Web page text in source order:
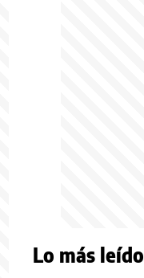
Lo más leído